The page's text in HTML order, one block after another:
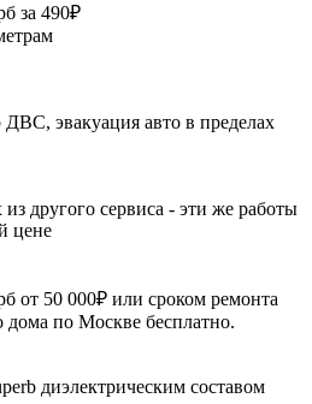
за 490₽
эвакуация авто в пределах
другого сервиса - эти же работы
цене
от 50 000₽ или сроком ремонта
дома по Москве бесплатно.
диэлектрическим составом